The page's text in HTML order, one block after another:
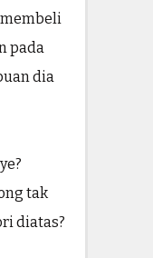
pada
dia
tak
diatas?